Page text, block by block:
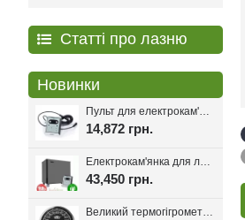
Статті про лазню
Новинки
Пульт для електрокам'янки EcoFlame Con-6, 18-25 кВт.
14,872 грн.
Електрокам'янка для лазні Eco Flame SAM D-27 27 кВт + пульт CON6
43,450 грн.
Великий термогігрометр для лазні Tesli D205 Black